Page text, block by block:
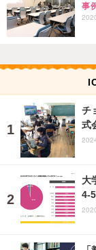
事
チ
式
大
4-